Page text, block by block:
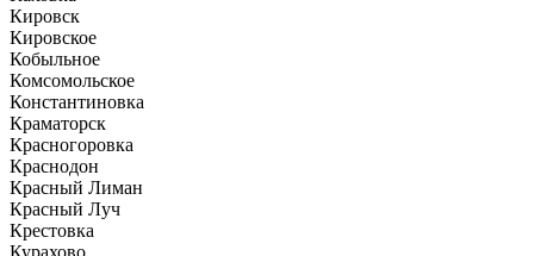
Кировск
Кировское
Кобыльное
Комсомольское
Константиновка
Краматорск
Красногоровка
Краснодон
Красный Лиман
Красный Луч
Крестовка
Курахово